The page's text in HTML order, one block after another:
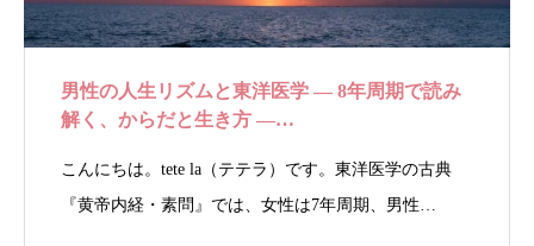
男性の人生リズムと東洋医学 ― 8年周期で読み
解く、からだと生き方 ―…
こんにちは。tete la（テテラ）です。東洋医学の古典
『黄帝内経・素問』では、女性は7年周期、男性…